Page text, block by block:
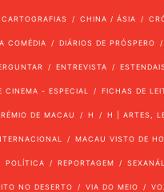
CARTOGRAFIAS CHINA / ÁSIA
COMÉDIA DIÁRIOS DE PRÓSPERO
ENTREVISTA
CINEMA - ESPECIAL FICHAS DE
DE MACAU H H | ARTES,
MACAU VISTO DE
POLÍTICA REPORTAGEM
NO DESERTO VIA DO MEIO